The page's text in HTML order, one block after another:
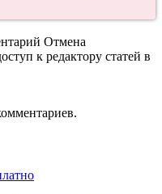
Отмена
к редактору статей в